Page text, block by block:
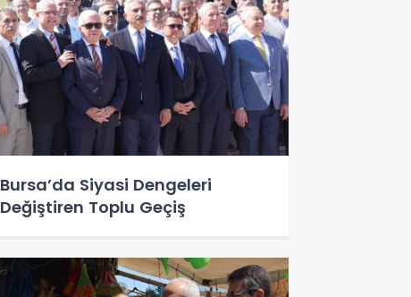
Bursa’da Siyasi Dengeleri
Değiştiren Toplu Geçiş